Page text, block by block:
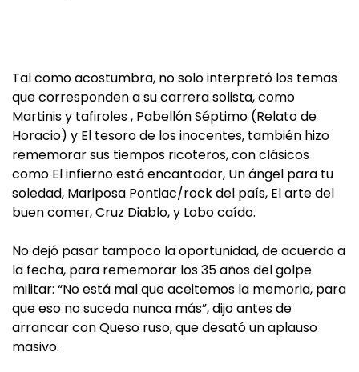
Tal como acostumbra, no solo interpretó los temas
que corresponden a su carrera solista, como
Martinis y tafiroles , Pabellón Séptimo (Relato de
Horacio) y El tesoro de los inocentes, también hizo
rememorar sus tiempos ricoteros, con clásicos
como El infierno está encantador, Un ángel para tu
soledad, Mariposa Pontiac/rock del país, El arte del
buen comer, Cruz Diablo, y Lobo caído.
No dejó pasar tampoco la oportunidad, de acuerdo a
la fecha, para rememorar los 35 años del golpe
militar: “No está mal que aceitemos la memoria, para
que eso no suceda nunca más”, dijo antes de
arrancar con Queso ruso, que desató un aplauso
masivo.